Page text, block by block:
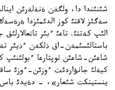
شئنئندا دا، ولگةن ةنةلةرئن
سةگئز لاقتئ كوز الدئمئزدا
الئپ كةتتئ. تاعئ ءبئر
شاعئن-شاعئن توپتارعا
كيةلئ جانؤاردئث ءوزئن-ءوزئ
ينستينكت شئعار»، - دةيدئ باس